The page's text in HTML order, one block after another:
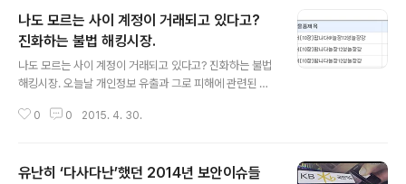
싶으면 돈 내놔!” 이렇게 협박을 하면서 인질들의 몸값으로 적게는 30만원에서
많게는 1000만원까지도 요구한다. ▶2. 랜섬웨어, 어떻게 감염이 되는 것일까
요? 희생자는 스팸 메일에 첨부된 파일을 실행하거나, 드라이브 바이 다운로드
..
나도 모르는 사이 계정이 거래되고 있다고?
진화하는 불법 해킹시장.
나도 모르는 사이 계정이 거래되고 있다고? 진화하는 불법
해킹시장. 오늘날 개인정보 유출과 그로 피해에 관련된 보
는 분명히 심각한 문젯거리이나 비슷한 사례의 반복적인
볼 수 있다. 국내 최대 게임사인 넥슨의 온라인 게임 메이플
0 0 2015. 4. 30.
유난히 ‘다사다난’했던 2014년 보안이슈들